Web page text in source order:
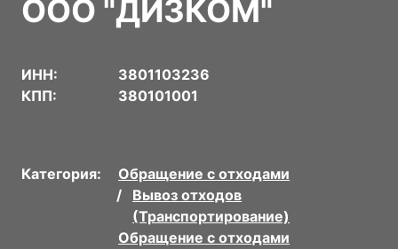
ООО "ДИЗКОМ"
ИНН:
3801103236
КПП:
380101001
Категория:
Обращение с отходами
Вывоз отходов
(Транспортирование)
Обращение с отходами